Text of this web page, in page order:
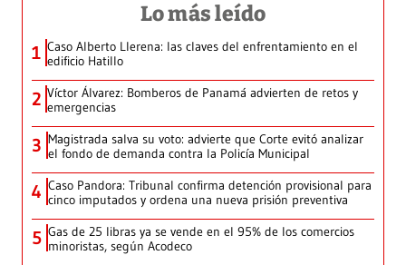
Lo más leído
1 Caso Alberto Llerena: las claves del enfrentamiento en el
edificio Hatillo
2 Víctor Álvarez: Bomberos de Panamá advierten de retos y
emergencias
3 Magistrada salva su voto: advierte que Corte evitó analizar
el fondo de demanda contra la Policía Municipal
4 Caso Pandora: Tribunal confirma detención provisional para
cinco imputados y ordena una nueva prisión preventiva
5 Gas de 25 libras ya se vende en el 95% de los comercios
minoristas, según Acodeco